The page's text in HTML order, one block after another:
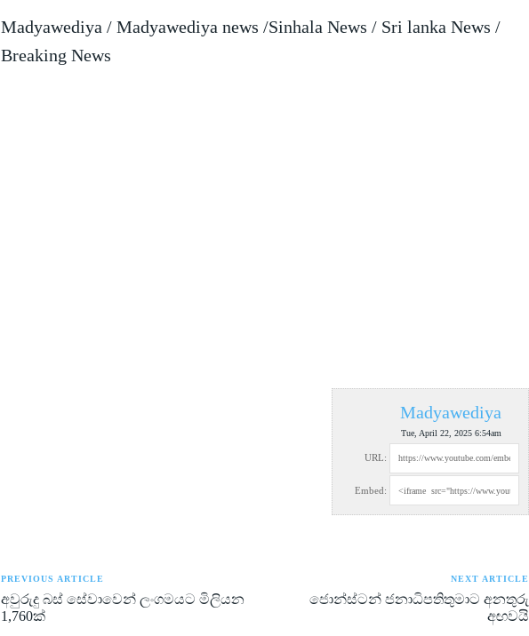
Madyawediya / Madyawediya news /Sinhala News / Sri lanka News /
Breaking News
Madyawediya
Tue, April 22, 2025 6:54am
URL:
Embed:
PREVIOUS ARTICLE
අවුරුදු බස් සේවාවෙන් ලංගමයට මිලියන
1,760ක්
NEXT ARTICLE
ජොන්ස්ටන් ජනාධිපතිතුමාට අනතුරු
අඟවයි